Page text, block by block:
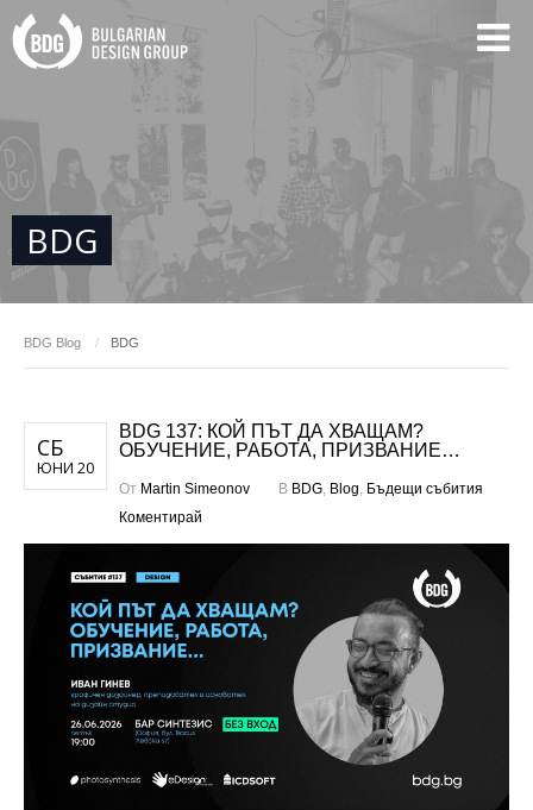
BDG
BDG Blog BDG
СБ
ЮНИ 20
BDG 137: КОЙ ПЪТ ДА ХВАЩАМ?
ОБУЧЕНИЕ, РАБОТА, ПРИЗВАНИЕ…
От Martin Simeonov В BDG, Blog, Бъдещи събития
Коментирай